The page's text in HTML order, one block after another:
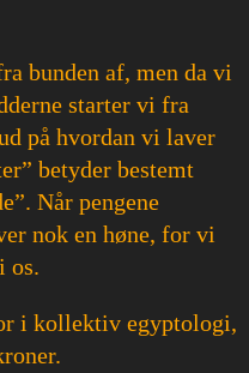
bunden af, men da vi
starter vi fra
på hvordan vi laver
betyder bestemt
Når pengene
nok en høne, for vi
os.
i kollektiv egyptologi,